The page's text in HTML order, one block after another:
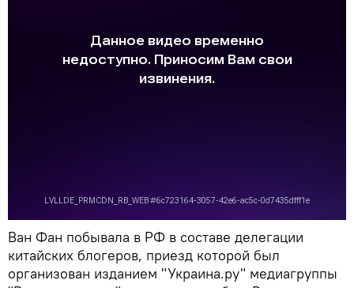
Ван Фан побывала в РФ в составе делегации
китайских блогеров, приезд которой был
организован изданием "Украина.ру" медиагруппы